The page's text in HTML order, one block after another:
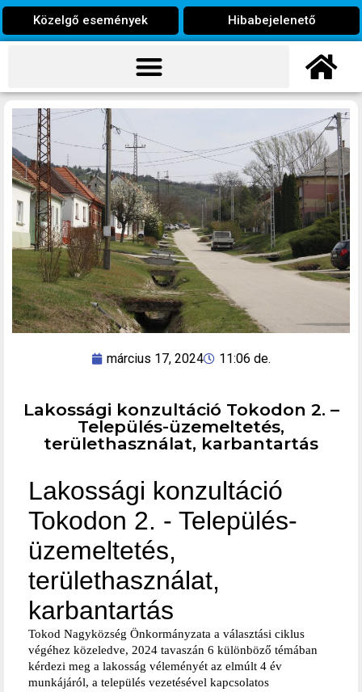
Közelgő események Hibabejelenető
március 17, 2024 11:06 de.
Lakossági konzultáció Tokodon 2. –
Település-üzemeltetés,
területhasználat, karbantartás